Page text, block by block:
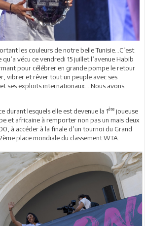
les couleurs de notre belle Tunisie…C’est
vécu ce vendredi 15 juillet l’avenue Habib
pour célébrer en grande pompe le retour
vibrer et rêver tout un peuple avec ses
ses exploits internationaux… Nous avons
durant lesquels elle est devenue la 1ère joueuse
et africaine à remporter non pas un mais deux
à accéder à la finale d’un tournoi du Grand
place mondiale du classement WTA.